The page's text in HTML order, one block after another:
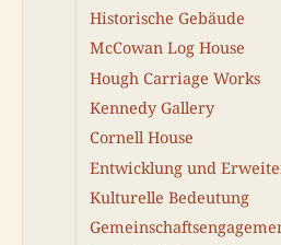
Historische Gebäude
McCowan Log House
Hough Carriage Works
Kennedy Gallery
Cornell House
Entwicklung und
Kulturelle Bedeutung